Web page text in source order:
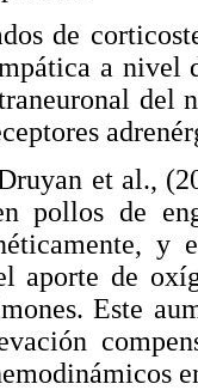
de
a nivel
del
et al.,
pollos de
y
aporte de
Este